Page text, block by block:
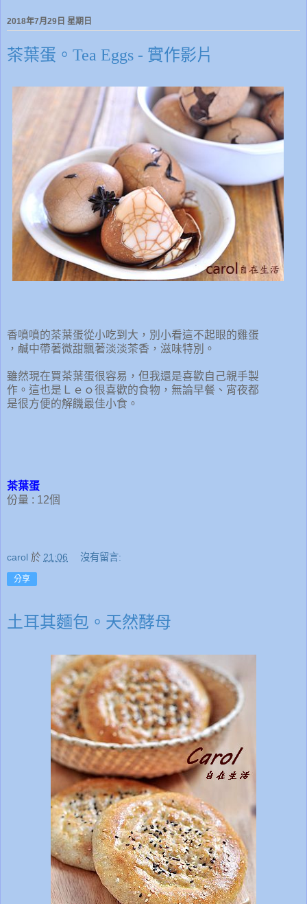
2018年7月29日 星期日
茶葉蛋。Tea Eggs - 實作影片
香噴噴的茶葉蛋從小吃到大，別小看這不起眼的雞蛋
，鹹中帶著微甜飄著淡淡茶香，滋味特別。
雖然現在買茶葉蛋很容易，但我還是喜歡自己親手製
作。這也是Ｌｅｏ很喜歡的食物，無論早餐、宵夜都
是很方便的解饑最佳小食。
茶葉蛋
份量 : 12個
carol 於 21:06 沒有留言:
分享
土耳其麵包。天然酵母